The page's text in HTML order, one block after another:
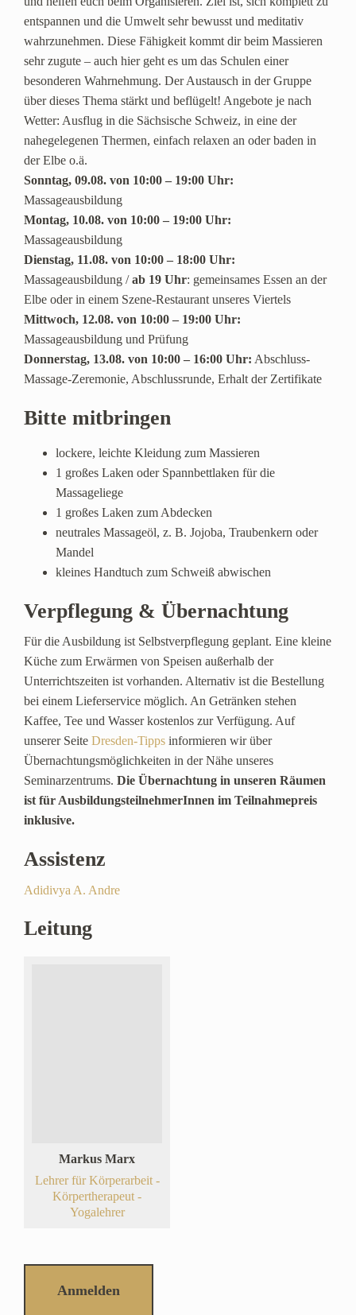
entspannen und die Umwelt sehr bewusst und meditativ
wahrzunehmen. Diese Fähigkeit kommt dir beim Massieren
sehr zugute – auch hier geht es um das Schulen einer
besonderen Wahrnehmung. Der Austausch in der Gruppe
über dieses Thema stärkt und beflügelt! Angebote je nach
Wetter: Ausflug in die Sächsische Schweiz, in eine der
nahegelegenen Thermen, einfach relaxen an oder baden in
der Elbe o.ä.
Sonntag, 09.08. von 10:00 – 19:00 Uhr:
Massageausbildung
Montag, 10.08. von 10:00 – 19:00 Uhr:
Massageausbildung
Dienstag, 11.08. von 10:00 – 18:00 Uhr:
Massageausbildung /ab 19 Uhr: gemeinsames Essen an der
Elbe oder in einem Szene-Restaurant unseres Viertels
Mittwoch, 12.08. von 10:00 – 19:00 Uhr:
Massageausbildung und Prüfung
Donnerstag, 13.08. von 10:00 – 16:00 Uhr: Abschluss-
Massage-Zeremonie, Abschlussrunde, Erhalt der Zertifikate
Bitte mitbringen
lockere, leichte Kleidung zum Massieren
1 großes Laken oder Spannbettlaken für die
Massageliege
1 großes Laken zum Abdecken
neutrales Massageöl, z. B. Jojoba, Traubenkern oder
Mandel
kleines Handtuch zum Schweiß abwischen
Verpflegung & Übernachtung
Für die Ausbildung ist Selbstverpflegung geplant. Eine kleine
Küche zum Erwärmen von Speisen außerhalb der
Unterrichtszeiten ist vorhanden. Alternativ ist die Bestellung
bei einem Lieferservice möglich. An Getränken stehen
Kaffee, Tee und Wasser kostenlos zur Verfügung. Auf
unserer Seite Dresden-Tipps informieren wir über
Übernachtungsmöglichkeiten in der Nähe unseres
Seminarzentrums. Die Übernachtung in unseren Räumen
ist für AusbildungsteilnehmerInnen im Teilnahmepreis
inklusive.
Assistenz
Adidivya A. Andre
Leitung
Markus Marx
Lehrer für Körperarbeit -
Körpertherapeut -
Yogalehrer
Anmelden